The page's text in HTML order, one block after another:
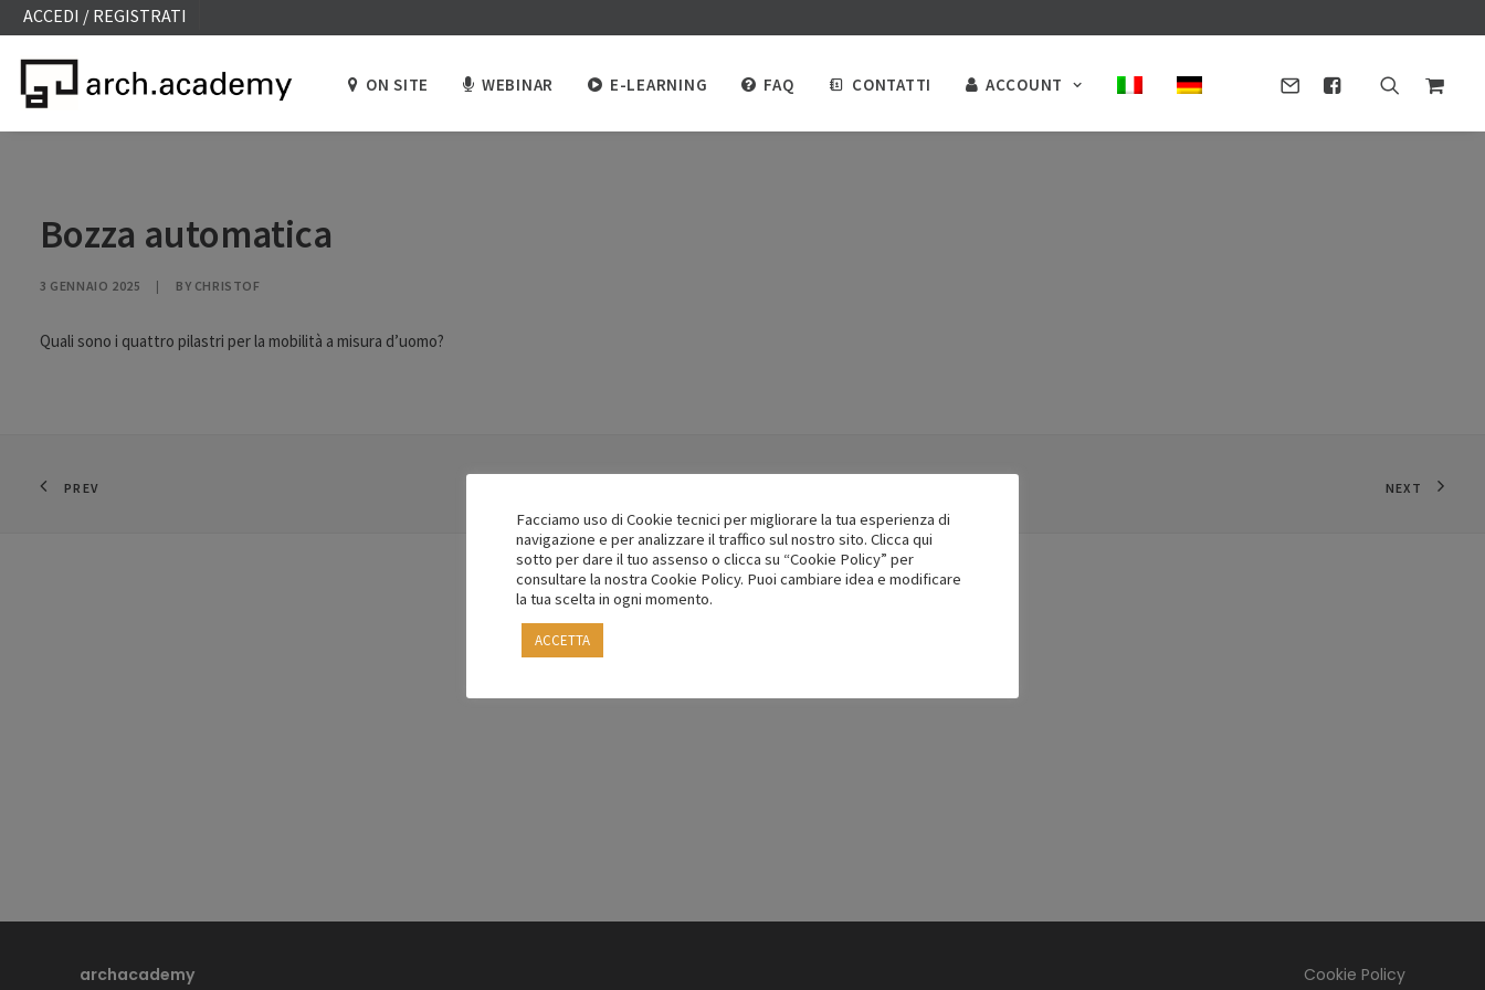
ACCEDI / REGISTRATI
ON SITE WEBINAR E-LEARNING FAQ CONTATTI ACCOUNT
Bozza automatica
3 GENNAIO 2025 | BY CHRISTOF
Quali sono i quattro pilastri per la mobilità a misura d’uomo?
PREV NEXT
archacademy Cookie Policy
Facciamo uso di Cookie tecnici per migliorare la tua esperienza di
navigazione e per analizzare il traffico sul nostro sito. Clicca qui
sotto per dare il tuo assenso o clicca su “Cookie Policy” per
consultare la nostra Cookie Policy. Puoi cambiare idea e modificare
la tua scelta in ogni momento.
ACCETTA